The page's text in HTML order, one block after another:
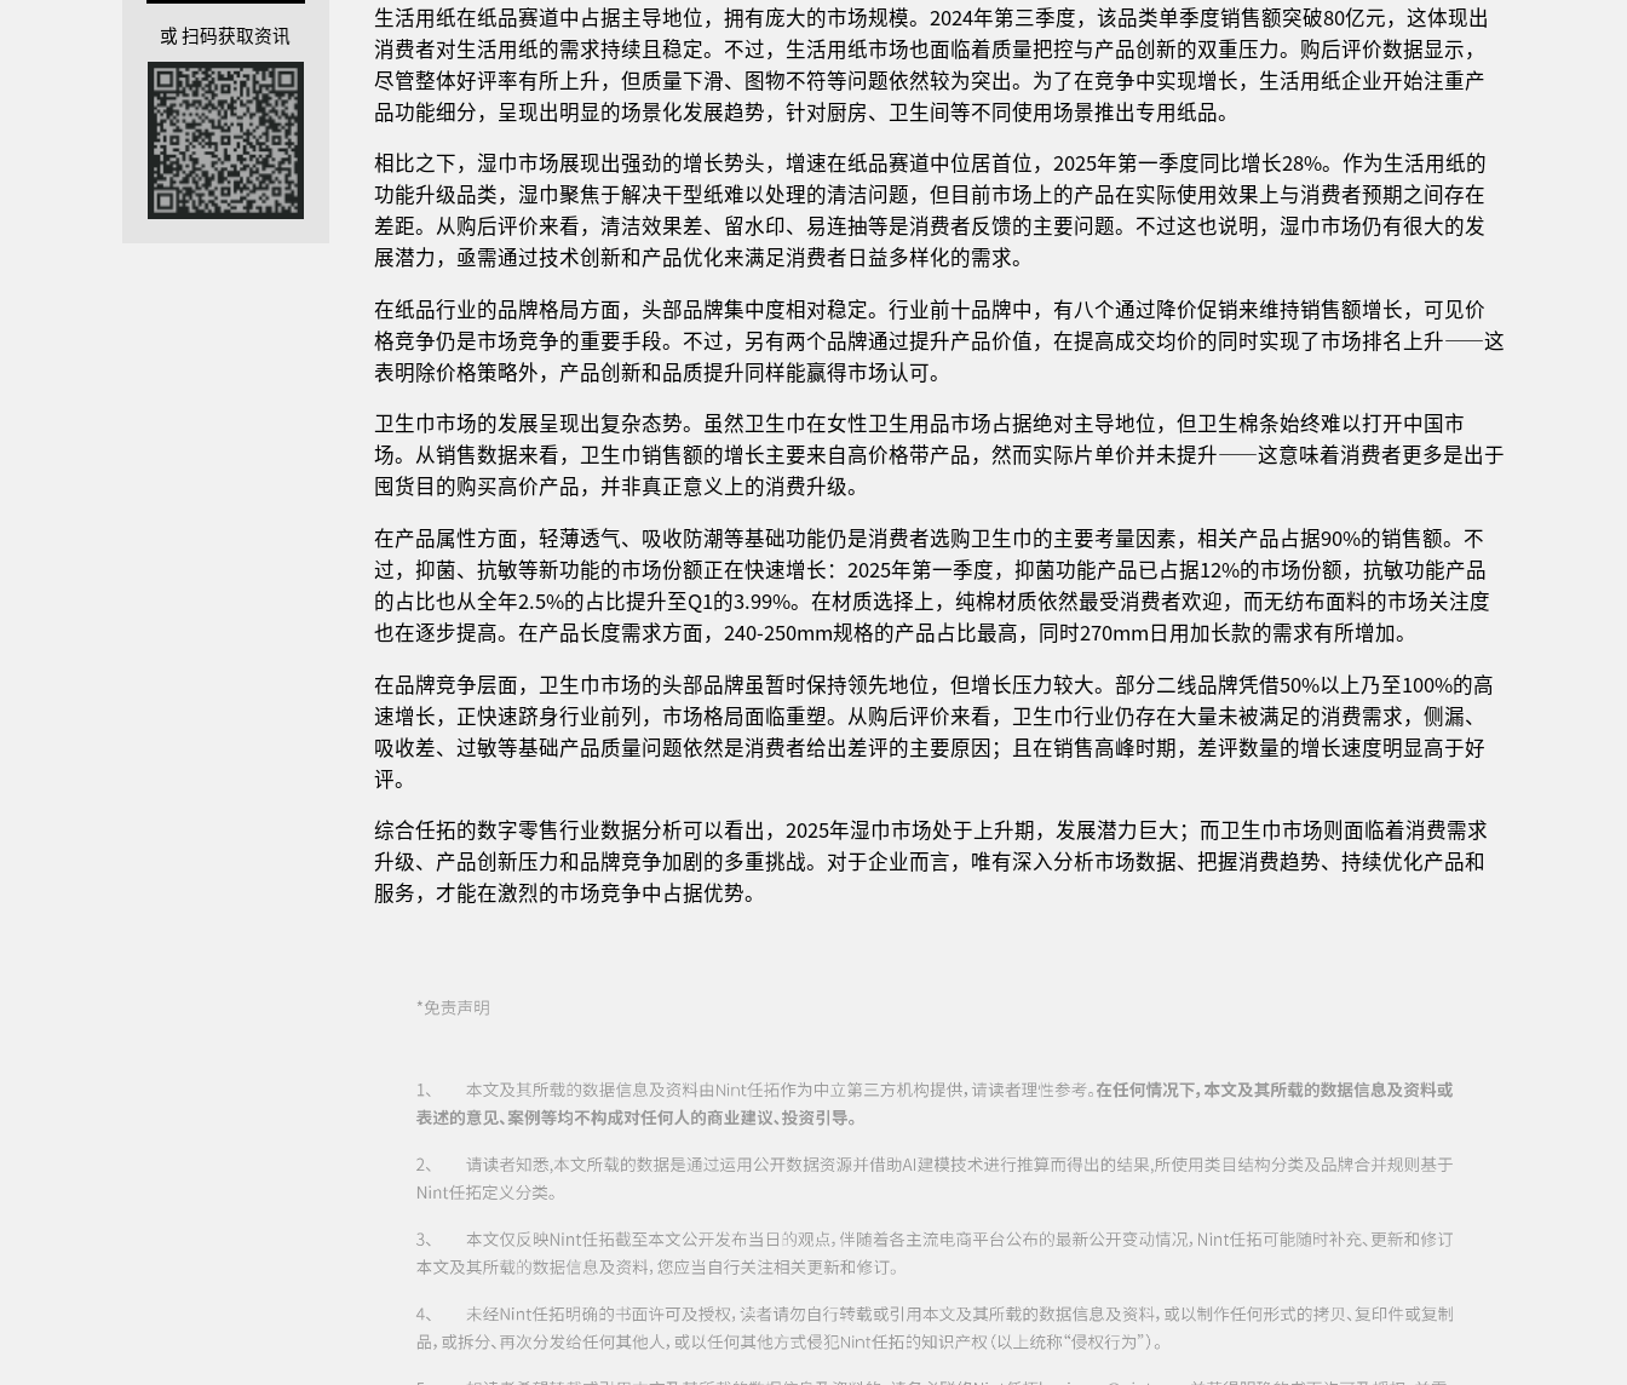
或 扫码获取资讯
生活用纸在纸品赛道中占据主导地位，拥有庞大的市场规模。2024年第三季度，该品类单季度销售额突破80亿元，这体现出
消费者对生活用纸的需求持续且稳定。不过，生活用纸市场也面临着质量把控与产品创新的双重压力。购后评价数据显示，
尽管整体好评率有所上升，但质量下滑、图物不符等问题依然较为突出。为了在竞争中实现增长，生活用纸企业开始注重产
品功能细分，呈现出明显的场景化发展趋势，针对厨房、卫生间等不同使用场景推出专用纸品。
相比之下，湿巾市场展现出强劲的增长势头，增速在纸品赛道中位居首位，2025年第一季度同比增长28%。作为生活用纸的
功能升级品类，湿巾聚焦于解决干型纸难以处理的清洁问题，但目前市场上的产品在实际使用效果上与消费者预期之间存在
差距。从购后评价来看，清洁效果差、留水印、易连抽等是消费者反馈的主要问题。不过这也说明，湿巾市场仍有很大的发
展潜力，亟需通过技术创新和产品优化来满足消费者日益多样化的需求。
在纸品行业的品牌格局方面，头部品牌集中度相对稳定。行业前十品牌中，有八个通过降价促销来维持销售额增长，可见价
格竞争仍是市场竞争的重要手段。不过，另有两个品牌通过提升产品价值，在提高成交均价的同时实现了市场排名上升——这
表明除价格策略外，产品创新和品质提升同样能赢得市场认可。
卫生巾市场的发展呈现出复杂态势。虽然卫生巾在女性卫生用品市场占据绝对主导地位，但卫生棉条始终难以打开中国市
场。从销售数据来看，卫生巾销售额的增长主要来自高价格带产品，然而实际片单价并未提升——这意味着消费者更多是出于
囤货目的购买高价产品，并非真正意义上的消费升级。
在产品属性方面，轻薄透气、吸收防潮等基础功能仍是消费者选购卫生巾的主要考量因素，相关产品占据90%的销售额。不
过，抑菌、抗敏等新功能的市场份额正在快速增长：2025年第一季度，抑菌功能产品已占据12%的市场份额，抗敏功能产品
的占比也从全年2.5%的占比提升至Q1的3.99%。在材质选择上，纯棉材质依然最受消费者欢迎，而无纺布面料的市场关注度
也在逐步提高。在产品长度需求方面，240-250mm规格的产品占比最高，同时270mm日用加长款的需求有所增加。
在品牌竞争层面，卫生巾市场的头部品牌虽暂时保持领先地位，但增长压力较大。部分二线品牌凭借50%以上乃至100%的高
速增长，正快速跻身行业前列，市场格局面临重塑。从购后评价来看，卫生巾行业仍存在大量未被满足的消费需求，侧漏、
吸收差、过敏等基础产品质量问题依然是消费者给出差评的主要原因；且在销售高峰时期，差评数量的增长速度明显高于好
评。
综合任拓的数字零售行业数据分析可以看出，2025年湿巾市场处于上升期，发展潜力巨大；而卫生巾市场则面临着消费需求
升级、产品创新压力和品牌竞争加剧的多重挑战。对于企业而言，唯有深入分析市场数据、把握消费趋势、持续优化产品和
服务，才能在激烈的市场竞争中占据优势。